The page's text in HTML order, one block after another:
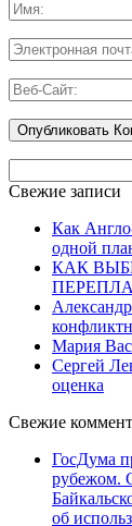
Свежие записи
Как
одной
КАК
Мария
Сергей
оценка
Свежие
ГосДума
рубежом.
об